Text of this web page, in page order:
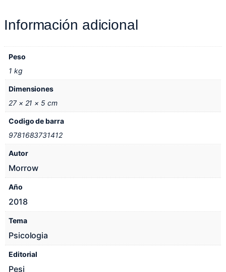
Información adicional
Peso
1 kg
Dimensiones
27 × 21 × 5 cm
Codigo de barra
9781683731412
Autor
Morrow
Año
2018
Tema
Psicologia
Editorial
Pesi